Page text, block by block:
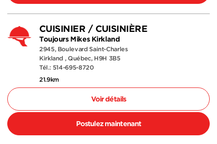
CUISINIER / CUISINIÈRE
Toujours Mikes Kirkland
2945, Boulevard Saint-Charles
Kirkland , Québec, H9H 3B5
Tél.: 514-695-8720
21.9km
Voir détails
Postulez maintenant